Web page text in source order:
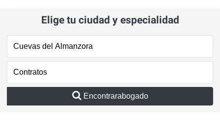
Elige tu ciudad y especialidad
Encontrarabogado